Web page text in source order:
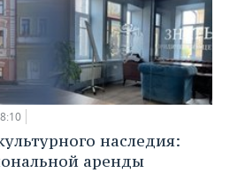
наследия:
аренды